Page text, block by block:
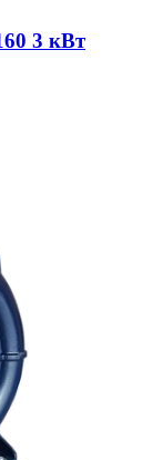
3 кВт